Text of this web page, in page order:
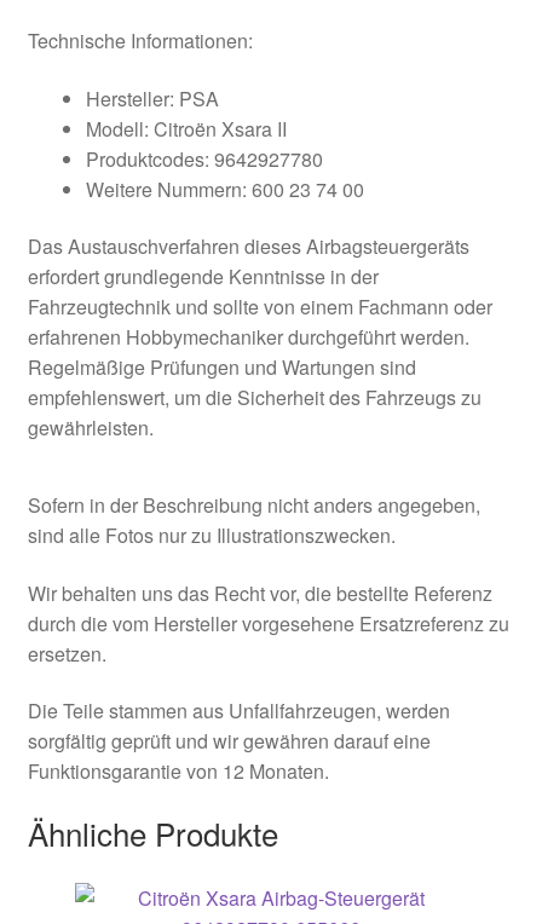
Technische Informationen:
Hersteller: PSA
Modell: Citroën Xsara II
Produktcodes: 9642927780
Weitere Nummern: 600 23 74 00
Das Austauschverfahren dieses Airbagsteuergeräts
erfordert grundlegende Kenntnisse in der
Fahrzeugtechnik und sollte von einem Fachmann oder
erfahrenen Hobbymechaniker durchgeführt werden.
Regelmäßige Prüfungen und Wartungen sind
empfehlenswert, um die Sicherheit des Fahrzeugs zu
gewährleisten.
Sofern in der Beschreibung nicht anders angegeben,
sind alle Fotos nur zu Illustrationszwecken.
Wir behalten uns das Recht vor, die bestellte Referenz
durch die vom Hersteller vorgesehene Ersatzreferenz zu
ersetzen.
Die Teile stammen aus Unfallfahrzeugen, werden
sorgfältig geprüft und wir gewähren darauf eine
Funktionsgarantie von 12 Monaten.
Ähnliche Produkte